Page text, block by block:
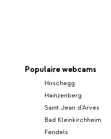
Populaire webcams
Hirschegg
Hainzenberg
Saint Jean d'Arves
Bad Kleinkirchheim
Fendels